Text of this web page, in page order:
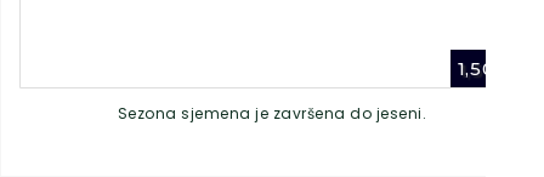
1,50
Sezona sjemena je završena do jeseni.